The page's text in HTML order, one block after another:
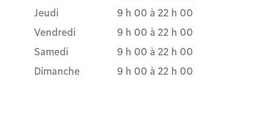
Jeudi
9 h 00 à 22 h 00
Vendredi
9 h 00 à 22 h 00
Samedi
9 h 00 à 22 h 00
Dimanche
9 h 00 à 22 h 00